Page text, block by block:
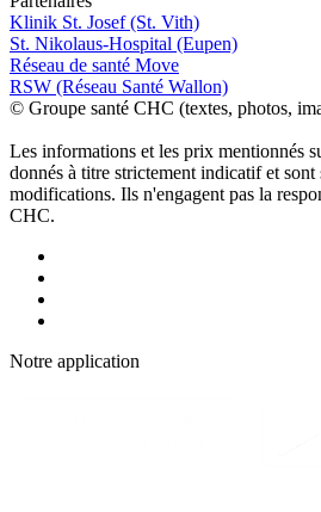
Klinik St. Josef (St. Vith)
St. Nikolaus-Hospital (Eupen)
Réseau de santé Move
RSW (Réseau Santé Wallon)
© Groupe santé CHC (textes, photos,
Les informations et les prix mentionnés
donnés à titre strictement indicatif et sont
modifications. Ils n'engagent pas la
CHC.
Notre application